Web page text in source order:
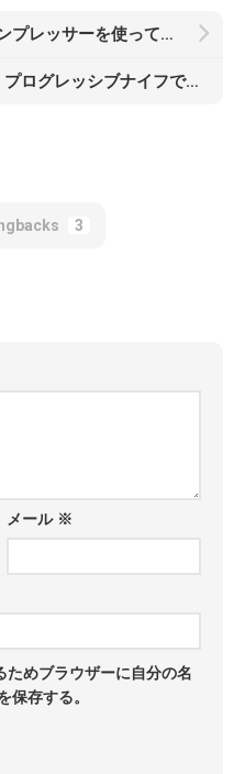
【第二弾】フエラムネをコンプレッサーを使って圧縮空気で爆音化したいwww
フエラムネを超音波振動 プログレッシブナイフで分解してみたら
3
メール ※
ためブラウザーに自分の名
保存する。